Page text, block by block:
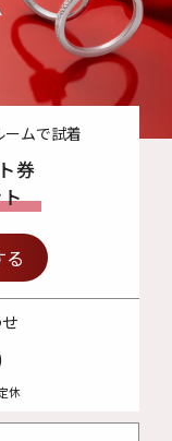
ムで試着
券
る
休